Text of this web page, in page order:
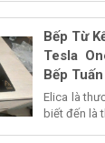
Bếp Từ
Tesla
Bếp
Elica là
biết đến là